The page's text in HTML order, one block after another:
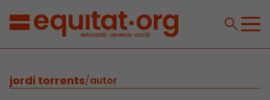
jordi torrents/autor